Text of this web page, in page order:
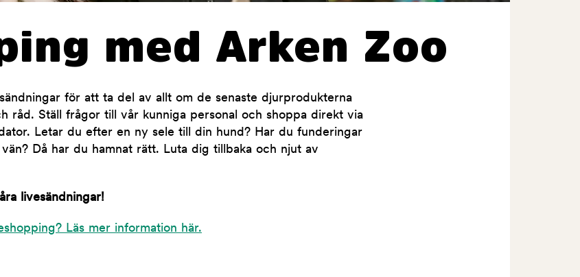
med Arken Zoo
för att ta del av allt om de senaste djurprodukterna
råd. Ställ frågor till vår kunniga personal och shoppa direkt via
Letar du efter en ny sele till din hund? Har du funderingar
Då har du hamnat rätt. Luta dig tillbaka och njut av
livesändningar!
Läs mer information här.